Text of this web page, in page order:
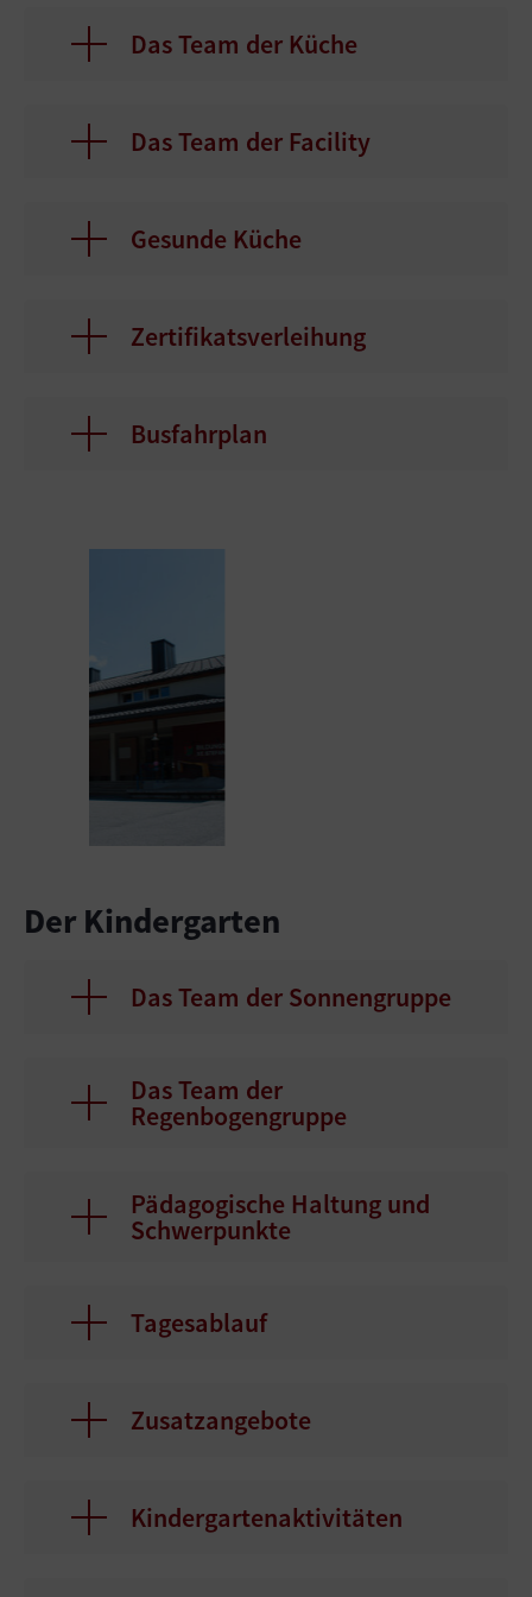
Das Team der Küche
Das Team der Facility
Gesunde Küche
Zertifikatsverleihung
Busfahrplan
Der Kindergarten
Das Team der Sonnengruppe
Das Team der
Regenbogengruppe
Pädagogische Haltung und
Schwerpunkte
Tagesablauf
Zusatzangebote
Kindergartenaktivitäten